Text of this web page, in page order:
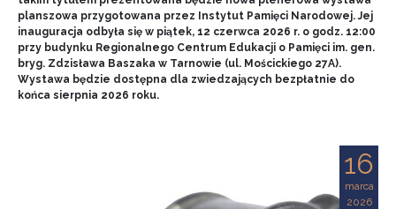
planszowa przygotowana przez Instytut Pamięci Narodowej. Jej
inauguracja odbyła się w piątek, 12 czerwca 2026 r. o godz. 12:00
przy budynku Regionalnego Centrum Edukacji o Pamięci im. gen.
bryg. Zdzisława Baszaka w Tarnowie (ul. Mościckiego 27A).
Wystawa będzie dostępna dla zwiedzających bezpłatnie do
końca sierpnia 2026 roku.
16
marca
2026